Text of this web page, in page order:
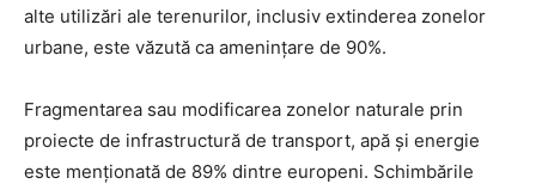
alte utilizări ale terenurilor, inclusiv extinderea zonelor
urbane, este văzută ca amenințare de 90%.
Fragmentarea sau modificarea zonelor naturale prin
proiecte de infrastructură de transport, apă și energie
este menționată de 89% dintre europeni. Schimbările